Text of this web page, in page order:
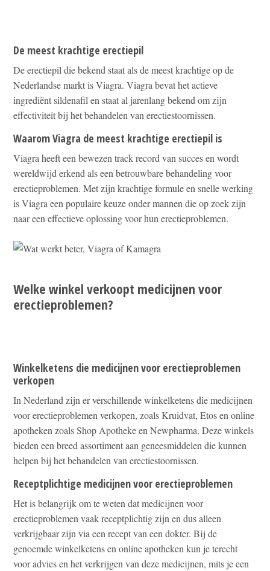
De meest krachtige erectiepil
De erectiepil die bekend staat als de meest krachtige op de
Nederlandse markt is Viagra. Viagra bevat het actieve
ingrediënt sildenafil en staat al jarenlang bekend om zijn
effectiviteit bij het behandelen van erectiestoornissen.
Waarom Viagra de meest krachtige erectiepil is
Viagra heeft een bewezen track record van succes en wordt
wereldwijd erkend als een betrouwbare behandeling voor
erectieproblemen. Met zijn krachtige formule en snelle werking
is Viagra een populaire keuze onder mannen die op zoek zijn
naar een effectieve oplossing voor hun erectieproblemen.
Welke winkel verkoopt medicijnen voor
erectieproblemen?
Winkelketens die medicijnen voor erectieproblemen
verkopen
In Nederland zijn er verschillende winkelketens die medicijnen
voor erectieproblemen verkopen, zoals Kruidvat, Etos en online
apotheken zoals Shop Apotheke en Newpharma. Deze winkels
bieden een breed assortiment aan geneesmiddelen die kunnen
helpen bij het behandelen van erectiestoornissen.
Receptplichtige medicijnen voor erectieproblemen
Het is belangrijk om te weten dat medicijnen voor
erectieproblemen vaak receptplichtig zijn en dus alleen
verkrijgbaar zijn via een recept van een dokter. Bij de
genoemde winkelketens en online apotheken kun je terecht
voor advies en het verkrijgen van deze medicijnen, mits je een